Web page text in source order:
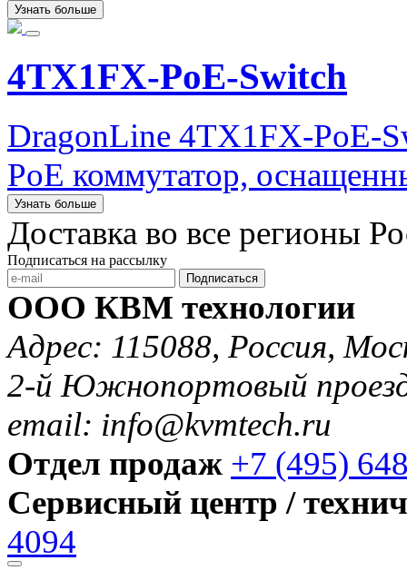
Узнать больше
4TX1FX-PoE-Switch
DragonLine 4TX1FX-PoE-
PoE коммутатор,
Узнать больше
Доставка во все регионы
Подписаться на рассылку
Подписаться
ООО КВМ технологии
Адрес: 115088, Россия,
2-й Южнопортовый
email: info@kvmtech.ru
Отдел продаж +7 (495)
Сервисный центр /
4094